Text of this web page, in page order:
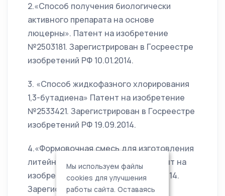
2.«Способ получения биологически
активного препарата на основе
люцерны». Патент на изобретение
№2503181. Зарегистрирован в Госреестре
изобретений РФ 10.01.2014.
3. «Способ жидкофазного хлорирования
1,3-бутадиена» Патент на изобретение
№2533421. Зарегистрирован в Госреестре
изобретений РФ 19.09.2014.
4.«Формовочная смесь для изготовления
литейных форм и стержней», Патент на
изобретение № 2533250 от 17.09.2014.
Зарегистрирован в Госреестре
Мы используем файлы
cookies для улучшения
работы сайта. Оставаясь